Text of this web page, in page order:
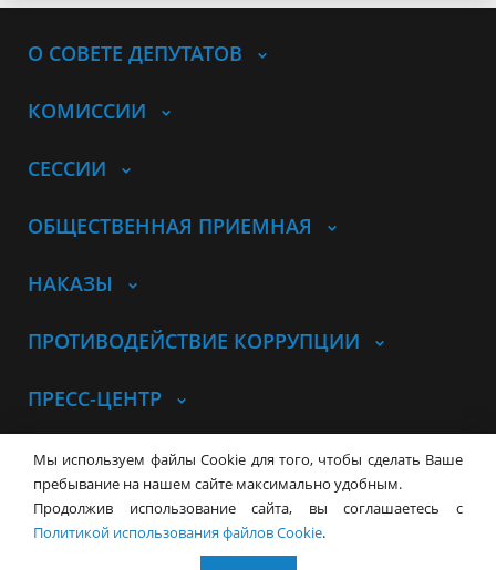
О СОВЕТЕ ДЕПУТАТОВ
КОМИССИИ
СЕССИИ
ОБЩЕСТВЕННАЯ ПРИЕМНАЯ
НАКАЗЫ
ПРОТИВОДЕЙСТВИЕ КОРРУПЦИИ
ПРЕСС-ЦЕНТР
© Совет депутатов города
НовосибирскаКонтакты Карта сайта
630099, г. Новосибирск, Красный
проспект, 34
Мы используем файлы Cookie для того, чтобы сделать Ваше
пребывание на нашем сайте максимально удобным.
Продолжив использование сайта, вы соглашаетесь с
Политикой использования файлов Cookie.